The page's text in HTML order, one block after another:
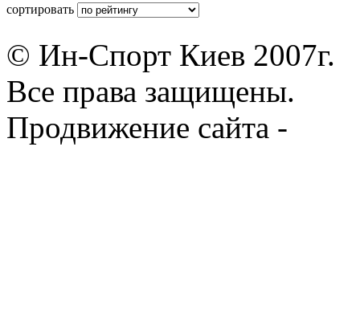
сортировать
© Ин-Спорт Киев 2007г.
Все права защищены.
Продвижение сайта -